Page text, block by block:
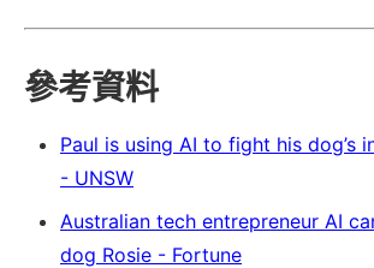
參考資料
Paul is using AI to fight his dog’s
- UNSW
Australian tech entrepreneur AI
dog Rosie - Fortune